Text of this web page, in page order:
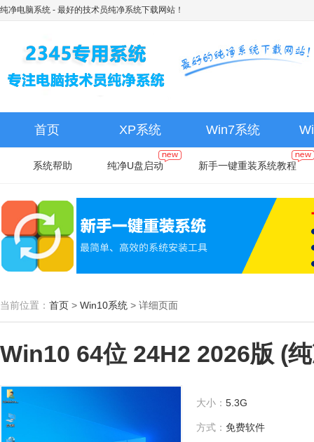
纯净电脑系统 - 最好的技术员纯净系统下载网站！
首页 XP系统 Win7系统
系统帮助 纯净U盘启动 新手一键重装系统教程
当前位置： 首页 > Win10系统 > 详细页面
Win10 64位 24H2 2026版 (
大小： 5.3G
方式： 免费软件